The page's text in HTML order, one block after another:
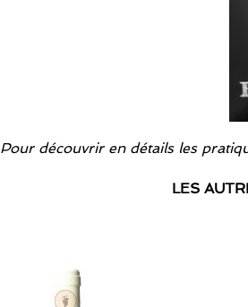
Pour découvrir en détails les
LES